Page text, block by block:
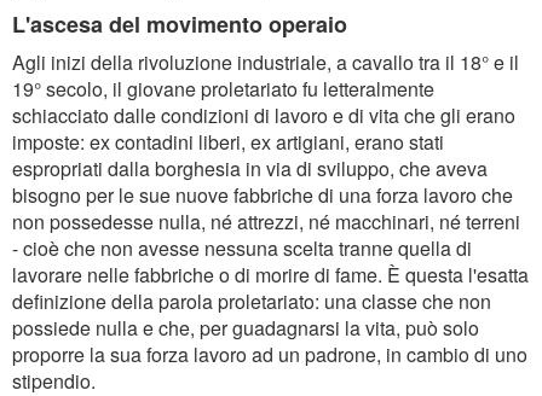
L'ascesa del movimento operaio
Agli inizi della rivoluzione industriale, a cavallo tra il 18° e il
19° secolo, il giovane proletariato fu letteralmente
schiacciato dalle condizioni di lavoro e di vita che gli erano
imposte: ex contadini liberi, ex artigiani, erano stati
espropriati dalla borghesia in via di sviluppo, che aveva
bisogno per le sue nuove fabbriche di una forza lavoro che
non possedesse nulla, né attrezzi, né macchinari, né terreni
- cioè che non avesse nessuna scelta tranne quella di
lavorare nelle fabbriche o di morire di fame. È questa l'esatta
definizione della parola proletariato: una classe che non
possiede nulla e che, per guadagnarsi la vita, può solo
proporre la sua forza lavoro ad un padrone, in cambio di uno
stipendio.